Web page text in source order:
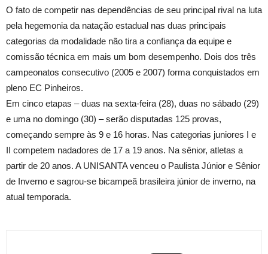
O fato de competir nas dependências de seu principal rival na luta
pela hegemonia da natação estadual nas duas principais
categorias da modalidade não tira a confiança da equipe e
comissão técnica em mais um bom desempenho. Dois dos três
campeonatos consecutivo (2005 e 2007) forma conquistados em
pleno EC Pinheiros.
Em cinco etapas – duas na sexta-feira (28), duas no sábado (29)
e uma no domingo (30) – serão disputadas 125 provas,
começando sempre às 9 e 16 horas. Nas categorias juniores I e
II competem nadadores de 17 a 19 anos. Na sênior, atletas a
partir de 20 anos. A UNISANTA venceu o Paulista Júnior e Sênior
de Inverno e sagrou-se bicampeã brasileira júnior de inverno, na
atual temporada.